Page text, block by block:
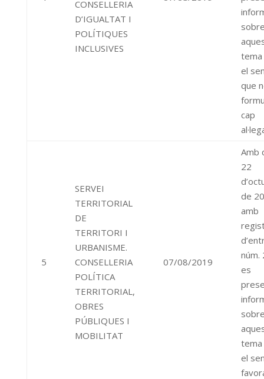
CONSELLERIA
D’IGUALTAT I
POLÍTIQUES
INCLUSIVES
tema
el
que
cap
5
SERVEI
TERRITORIAL
DE
TERRITORI I
URBANISME.
CONSELLERIA
POLÍTICA
TERRITORIAL,
OBRES
PÚBLIQUES I
MOBILITAT
07/08/2019
Amb
22
de
amb
núm.
es
tema
el